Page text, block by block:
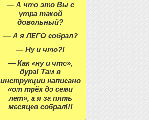
— А что это Вы с
утра такой
довольный?
— А я ЛЕГО собрал?
— Ну и что?!
— Как «ну и что»,
дура! Там в
инструкции написано
«от трёх до семи
лет», а я за пять
месяцев собрал!!!